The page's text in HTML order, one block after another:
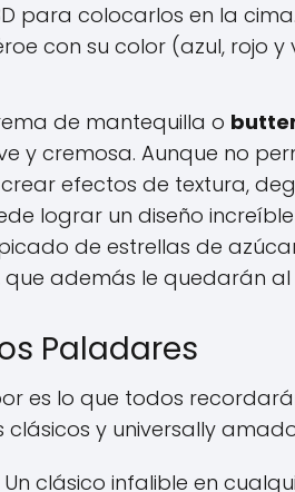
para colocarlos en la
con su color (azul, rojo
de mantequilla o
y cremosa. Aunque no
efectos de textura,
lograr un diseño
de estrellas de
que además le quedarán
Paladares
es lo que todos
y universally
Un clásico infalible en